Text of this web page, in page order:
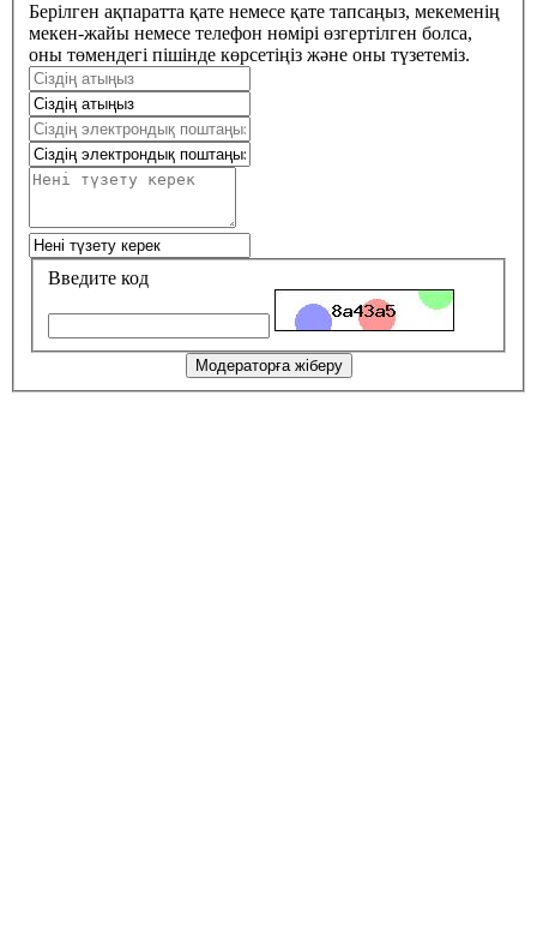
Берілген ақпаратта қате немесе қате тапсаңыз, мекеменің
мекен-жайы немесе телефон нөмірі өзгертілген болса,
оны төмендегі пішінде көрсетіңіз және оны түзетеміз.
Введите код
Модераторға жіберу